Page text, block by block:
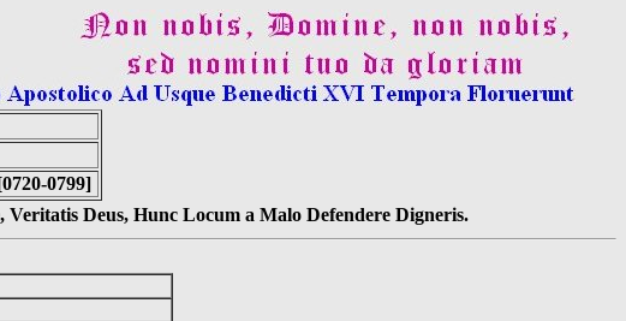
0799]
Deus, Hunc Locum a Malo Defendere Digneris.